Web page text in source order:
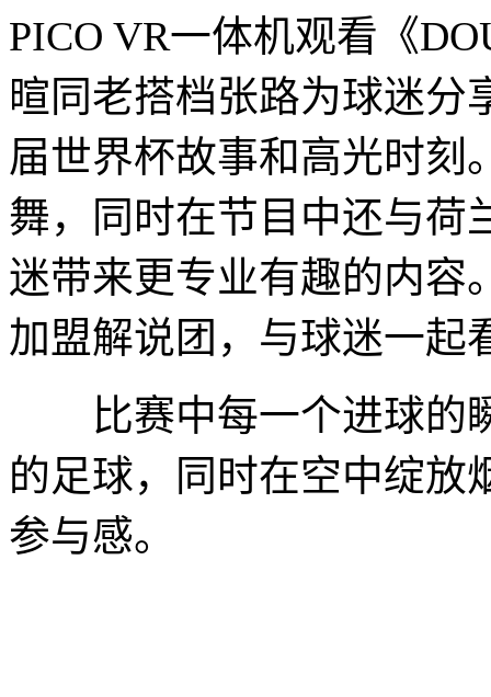
PICO VR一体机观看《
暄同老搭档张路为球迷分
届世界杯故事和高光时刻
舞，同时在节目中还与荷
迷带来更专业有趣的内容
加盟解说团，与球迷一起
比赛中每一个进球的
的足球，同时在空中绽放
参与感。